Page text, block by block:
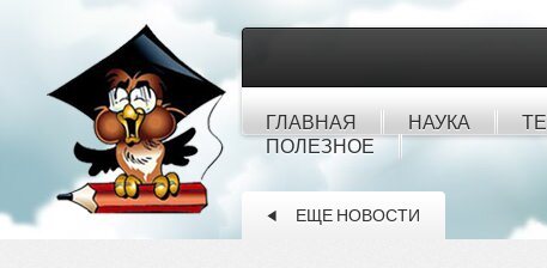
ГЛАВНАЯ НАУКА
ПОЛЕЗНОЕ
ЕЩЕ НОВОСТИ